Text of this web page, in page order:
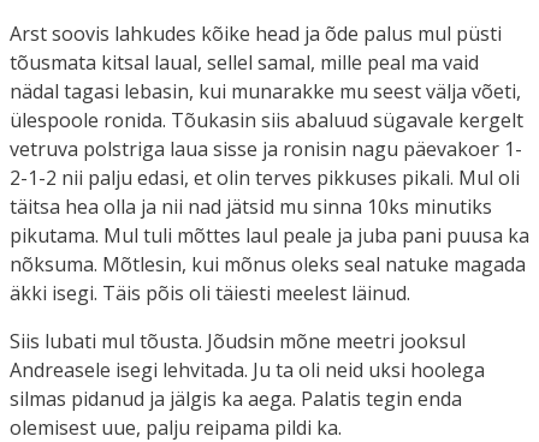
Arst soovis lahkudes kõike head ja õde palus mul püsti
tõusmata kitsal laual, sellel samal, mille peal ma vaid
nädal tagasi lebasin, kui munarakke mu seest välja võeti,
ülespoole ronida. Tõukasin siis abaluud sügavale kergelt
vetruva polstriga laua sisse ja ronisin nagu päevakoer 1-
2-1-2 nii palju edasi, et olin terves pikkuses pikali. Mul oli
täitsa hea olla ja nii nad jätsid mu sinna 10ks minutiks
pikutama. Mul tuli mõttes laul peale ja juba pani puusa ka
nõksuma. Mõtlesin, kui mõnus oleks seal natuke magada
äkki isegi. Täis põis oli täiesti meelest läinud.
Siis lubati mul tõusta. Jõudsin mõne meetri jooksul
Andreasele isegi lehvitada. Ju ta oli neid uksi hoolega
silmas pidanud ja jälgis ka aega. Palatis tegin enda
olemisest uue, palju reipama pildi ka.